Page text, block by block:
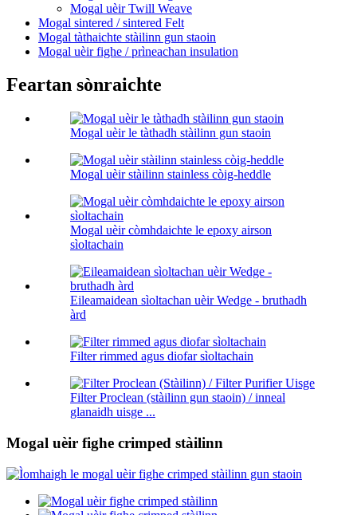
Mogal uèir Twill Weave
Mogal sintered / sintered Felt
Mogal tàthaichte stàilinn gun staoin
Mogal uèir fighe / prìneachan insulation
Feartan sònraichte
Mogal uèir le tàthadh stàilinn gun staoin
Mogal uèir stàilinn stainless còig-heddle
Mogal uèir còmhdaichte le epoxy airson
sìoltachain
Eileamaidean sìoltachan uèir Wedge - bruthadh
àrd
Filter rimmed agus diofar sìoltachain
Filter Proclean (stàilinn gun staoin) / inneal
glanaidh uisge ...
Mogal uèir fighe crimped stàilinn